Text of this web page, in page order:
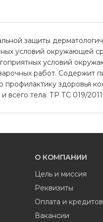
защиты
условий окружающей
условий
работ. Содержит
здоровья
тела. ТР ТС 019/
О КОМПАНИИ
Цель и миссия
Реквизиты
Оплата и
Вакансии